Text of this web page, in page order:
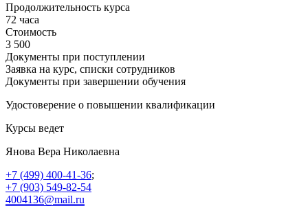
Продолжительность курса
72 часа
Стоимость
3 500
Документы при поступлении
Заявка на курс, списки сотрудников
Документы при завершении обучения
Удостоверение о повышении квалификации
Курсы ведет
Янова Вера Николаевна
+7 (499) 400-41-36;
+7 (903) 549-82-54
4004136@mail.ru